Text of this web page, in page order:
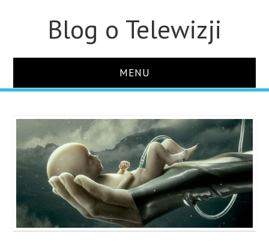
Blog o Telewizji
MENU
O STRONIE
KONTAKT